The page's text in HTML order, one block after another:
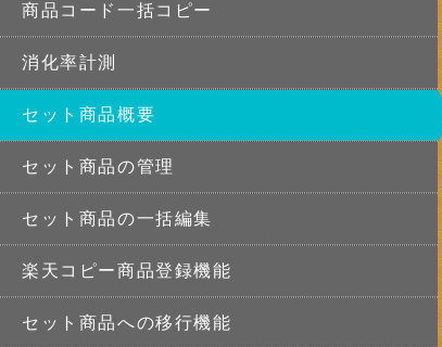
商品コード一括コピー
消化率計測
セット商品概要
セット商品の管理
セット商品の一括編集
楽天コピー商品登録機能
セット商品への移行機能